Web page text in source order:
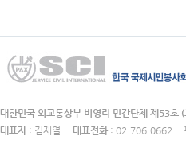
대한민국 외교통상부 비영리 민간단체 제53
대표자 : 김재열 대표전화 : 02-706-0662